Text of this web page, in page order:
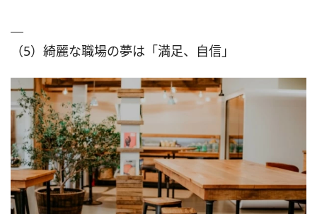
（5）綺麗な職場の夢は「満足、自信」